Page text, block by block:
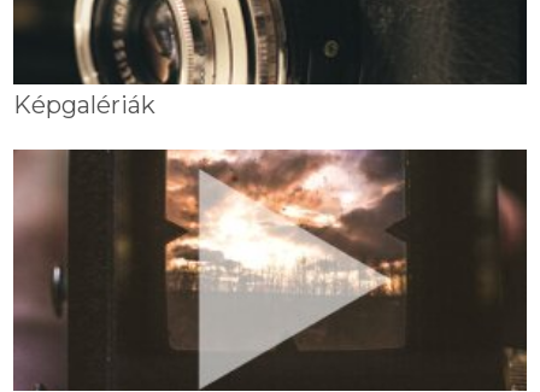
Képgalériák